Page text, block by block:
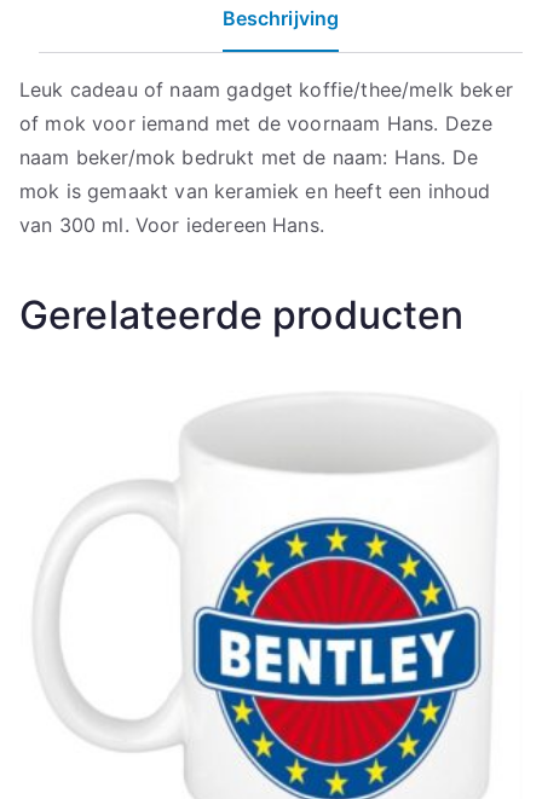
Beschrijving
Leuk cadeau of naam gadget koffie/thee/melk beker
of mok voor iemand met de voornaam Hans. Deze
naam beker/mok bedrukt met de naam: Hans. De
mok is gemaakt van keramiek en heeft een inhoud
van 300 ml. Voor iedereen Hans.
Gerelateerde producten